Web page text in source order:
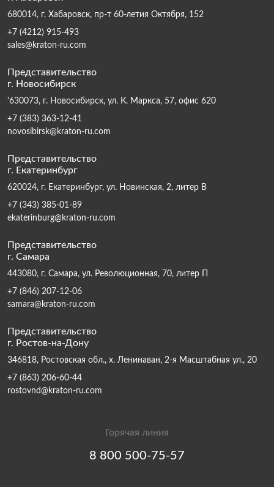
680014, г. Хабаровск, пр-т 60-летия Октября, 152
+7 (4212) 915-493
sales@kraton-ru.com
Представительство
г. Новосибирск
'630073, г. Новосибирск, ул. К. Маркса, 57, офис 620
+7 (383) 363-12-41
novosibirsk@kraton-ru.com
Представительство
г. Екатеринбург
620024, г. Екатеринбург, ул. Новинская, 2, литер В
+7 (343) 385-01-89
ekaterinburg@kraton-ru.com
Представительство
г. Самара
443080, г. Самара, ул. Революционная, 70, литер П
+7 (846) 207-12-06
samara@kraton-ru.com
Представительство
г. Ростов-на-Дону
346818, Ростовская обл., х. Ленинаван, 2-я Масштабная ул., 20
+7 (863) 206-60-44
rostovnd@kraton-ru.com
Горячая линия
8 800 500-75-57